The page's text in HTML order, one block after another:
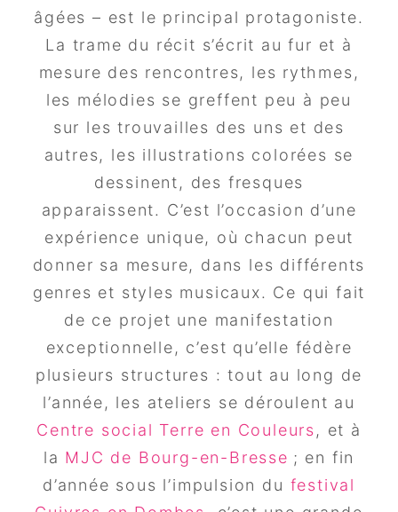
âgées – est le principal protagoniste.
La trame du récit s’écrit au fur et à
mesure des rencontres, les rythmes,
les mélodies se greffent peu à peu
sur les trouvailles des uns et des
autres, les illustrations colorées se
dessinent, des fresques
apparaissent. C’est l’occasion d’une
expérience unique, où chacun peut
donner sa mesure, dans les différents
genres et styles musicaux. Ce qui fait
de ce projet une manifestation
exceptionnelle, c’est qu’elle fédère
plusieurs structures : tout au long de
l’année, les ateliers se déroulent au
Centre social Terre en Couleurs, et à
la MJC de Bourg-en-Bresse ; en fin
d’année sous l’impulsion du festival